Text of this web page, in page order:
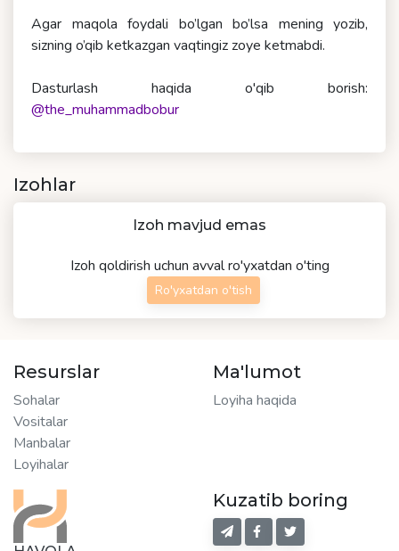
Agar maqola foydali bo’lgan bo’lsa mening yozib,
sizning o’qib ketkazgan vaqtingiz zoye ketmabdi.
Dasturlash haqida o'qib borish:
@the_muhammadbobur
Izohlar
Izoh mavjud emas
Izoh qoldirish uchun avval ro'yxatdan o'ting
Ro'yxatdan o'tish
Resurslar
Sohalar
Vositalar
Manbalar
Loyihalar
Ma'lumot
Loyiha haqida
Kuzatib boring